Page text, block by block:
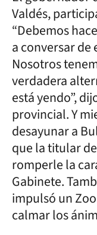
Valdés,
“Debemos
a conversar de
Nosotros
verdadera
está yendo”,
provincial. Y
desayunar a
que la titular
romperle la
Gabinete.
impulsó un
calmar los